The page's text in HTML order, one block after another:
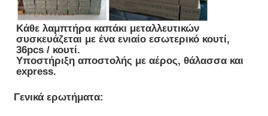
Κάθε λαμπτήρα καπάκι μεταλλευτικών
συσκευάζεται με ένα ενιαίο εσωτερικό κουτί,
36pcs / κουτί.
Υποστήριξη αποστολής με αέρος, θάλασσα και
express.
Γενικά ερωτήματα: